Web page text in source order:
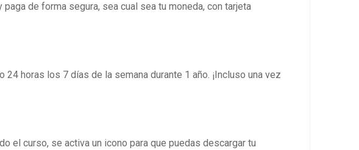
paga de forma segura, sea cual sea tu moneda, con tarjeta
24 horas los 7 días de la semana durante 1 año. ¡Incluso una vez
el curso, se activa un icono para que puedas descargar tu